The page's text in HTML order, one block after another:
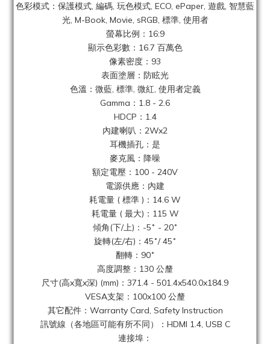
色彩模式：保護模式, 編碼, 玩色模式, ECO, ePaper, 遊戲, 智慧藍
光, M-Book, Movie, sRGB, 標準, 使用者
螢幕比例：16:9
顯示色彩數：16.7 百萬色
像素密度：93
表面塗層：防眩光
色溫：微藍, 標準, 微紅, 使用者定義
Gamma：1.8 - 2.6
HDCP：1.4
內建喇叭：2Wx2
耳機插孔：是
麥克風：降噪
額定電壓：100 - 240V
電源供應：內建
耗電量 ( 標準 )：14.6 W
耗電量 ( 最大)：115 W
傾角(下/上)：-5˚ - 20˚
旋轉(左/右)：45˚/ 45˚
翻轉：90˚
高度調整：130 公釐
尺寸(高x寬x深) (mm)：371.4 - 501.4x540.0x184.9
VESA支架：100x100 公釐
其它配件：Warranty Card, Safety Instruction
訊號線（各地區可能有所不同）：HDMI 1.4, USB C
連接埠：